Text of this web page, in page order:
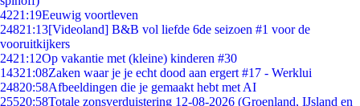
4221:19Eeuwig voortleven
24821:13[Videoland] B&B vol liefde 6de seizoen #1 voor de
vooruitkijkers
2421:12Op vakantie met (kleine) kinderen #30
14321:08Zaken waar je je echt dood aan ergert #17 - Werklui
24820:58Afbeeldingen die je gemaakt hebt met AI
25520:58Totale zonsverduistering 12-08-2026 (Groenland, IJsland en